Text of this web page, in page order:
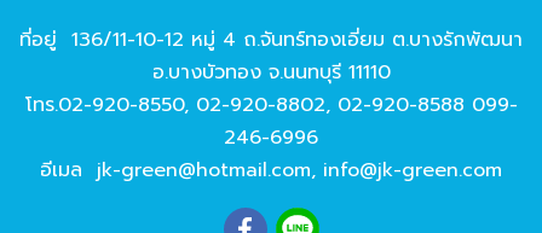
ที่อยู่ 136/11-10-12 หมู่ 4 ถ.จันทร์ทองเอี่ยม ต.บางรักพัฒนา
อ.บางบัวทอง จ.นนทบุรี 11110
โทร.02-920-8550, 02-920-8802, 02-920-8588 099-
246-6996
อีเมล jk-green@hotmail.com, info@jk-green.com